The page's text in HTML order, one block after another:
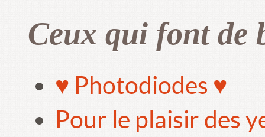
Ceux qui font de
♥ Photodiodes ♥
Pour le plaisir des